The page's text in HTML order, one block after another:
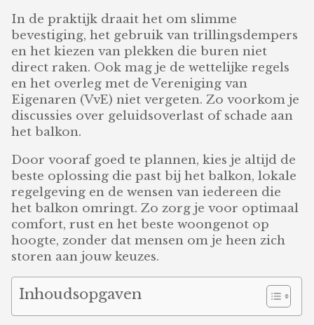
In de praktijk draait het om slimme
bevestiging, het gebruik van trillingsdempers
en het kiezen van plekken die buren niet
direct raken. Ook mag je de wettelijke regels
en het overleg met de Vereniging van
Eigenaren (VvE) niet vergeten. Zo voorkom je
discussies over geluidsoverlast of schade aan
het balkon.
Door vooraf goed te plannen, kies je altijd de
beste oplossing die past bij het balkon, lokale
regelgeving en de wensen van iedereen die
het balkon omringt. Zo zorg je voor optimaal
comfort, rust en het beste woongenot op
hoogte, zonder dat mensen om je heen zich
storen aan jouw keuzes.
Inhoudsopgaven